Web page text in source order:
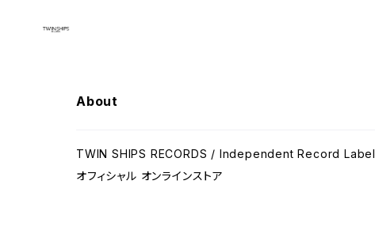
About
TWIN SHIPS RECORDS / Independent Record Label
オフィシャル オンラインストア